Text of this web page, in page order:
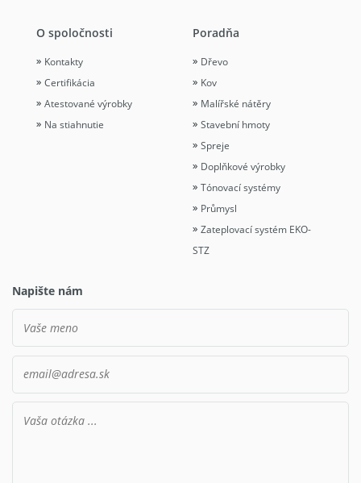
O spoločnosti
Kontakty
Certifikácia
Atestované výrobky
Na stiahnutie
Poradňa
Dřevo
Kov
Malířské nátěry
Stavební hmoty
Spreje
Doplňkové výrobky
Tónovací systémy
Průmysl
Zateplovací systém EKO-
STZ
Napište nám